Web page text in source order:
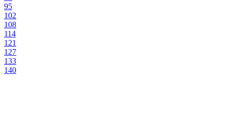
95
102
108
114
121
127
133
140